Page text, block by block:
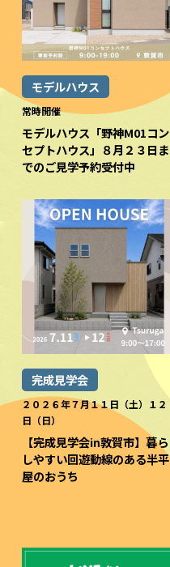
モデルハウス
常時開催
モデルハウス「野神M01コン
セプトハウス」８月２３日ま
でのご見学予約受付中
完成見学会
２０２６年７月１１日（土）１２
日（日）
【完成見学会in敦賀市】暮ら
しやすい回遊動線のある半平
屋のおうち